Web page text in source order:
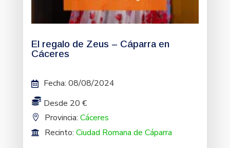
El regalo de Zeus – Cáparra en
Cáceres
Fecha: 08/08/2024
Desde 20 €
Provincia: Cáceres
Recinto: Ciudad Romana de Cáparra